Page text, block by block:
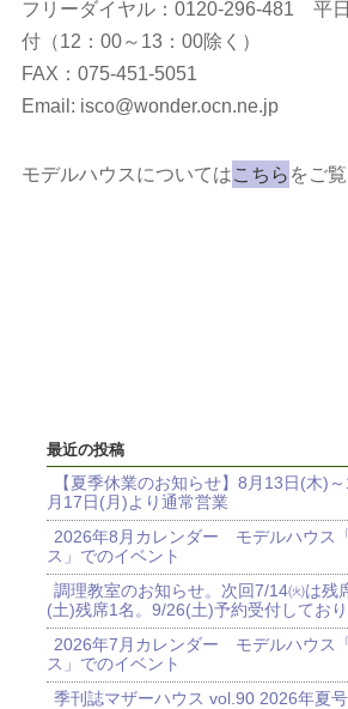
フリーダイヤル：0120-296-481 平
付（12：00～13：00除く）
FAX：075-451-5051
Email: isco@wonder.ocn.ne.jp
モデルハウスについてはこちら をご
最近の投稿
【夏季休業のお知らせ】8月13日(木)
月17日(月)より通常営業
2026年8月カレンダー モデルハウス
ス」でのイベント
調理教室のお知らせ。次回7/14㈫は残
(土)残席1名。9/26(土)予約受付しており
2026年7月カレンダー モデルハウス
ス」でのイベント
季刊誌マザーハウス vol.90 2026年夏